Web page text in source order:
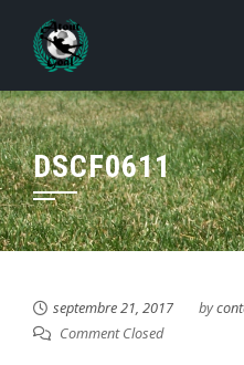
content
DSCF0611
septembre 21, 2017 by
Comment Closed